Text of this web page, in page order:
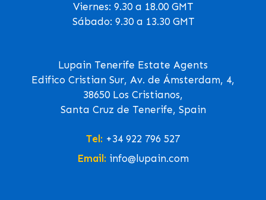
Viernes: 9.30 a 18.00 GMT
Sábado: 9.30 a 13.30 GMT
Lupain Tenerife Estate Agents
Edifico Cristian Sur, Av. de Ámsterdam, 4,
38650 Los Cristianos,
Santa Cruz de Tenerife, Spain
Tel: +34 922 796 527
Email: info@lupain.com